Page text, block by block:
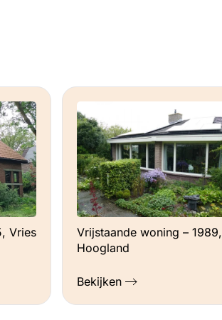
Vries
Vrijstaande woning – 1989,
Hoogland
Bekijken